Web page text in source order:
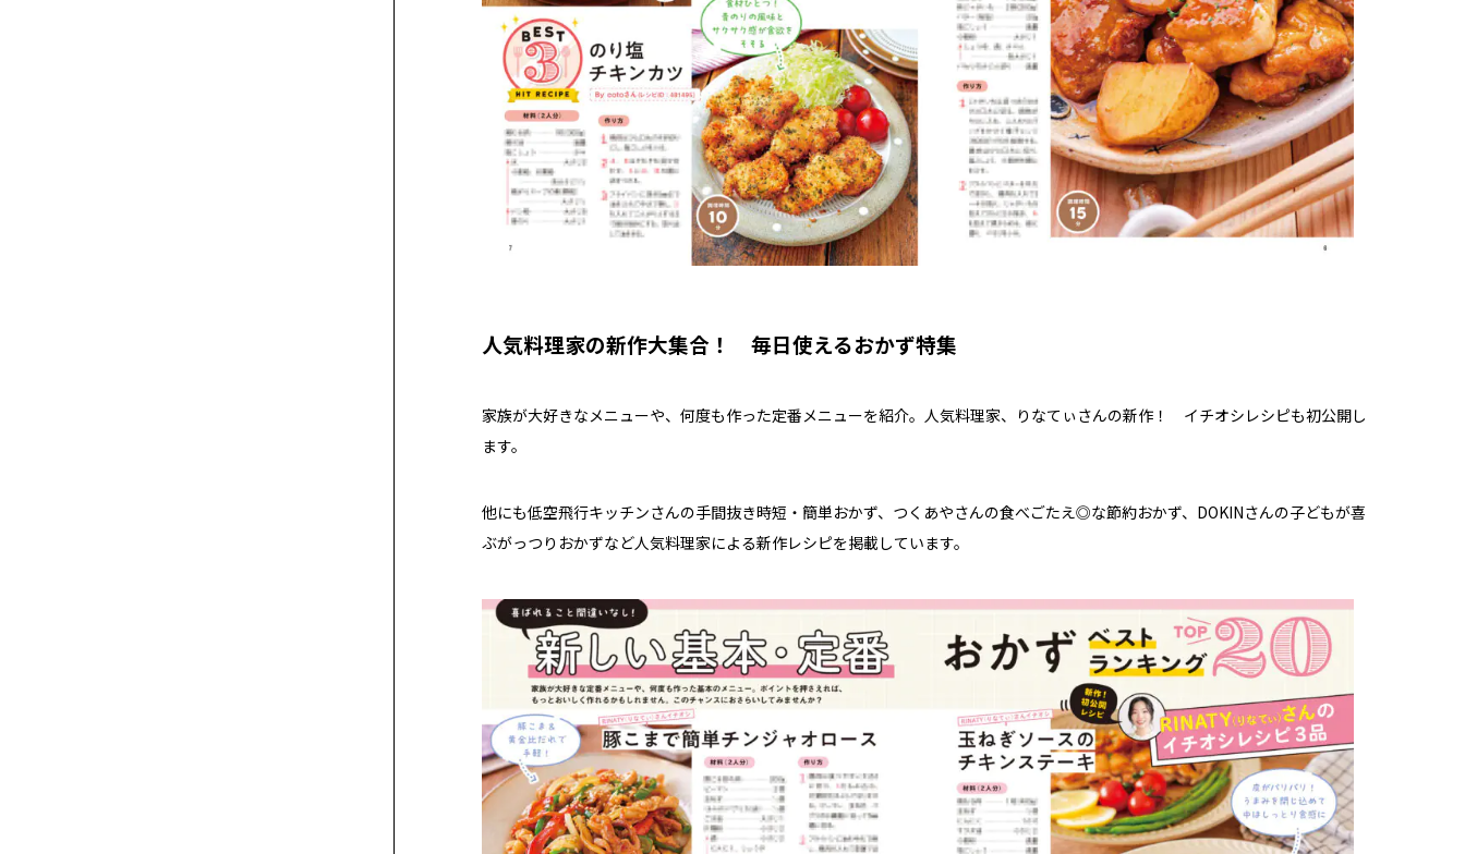
人気料理家の新作大集合！ 毎日使えるおかず特集
家族が大好きなメニューや、何度も作った定番メニューを紹介。人気料理家、りなてぃさんの新作！ イチオシレシピも初公開し
ます。
他にも低空飛行キッチンさんの手間抜き時短・簡単おかず、つくあやさんの食べごたえ◎な節約おかず、DOKINさんの子どもが喜
ぶがっつりおかずなど人気料理家による新作レシピを掲載しています。